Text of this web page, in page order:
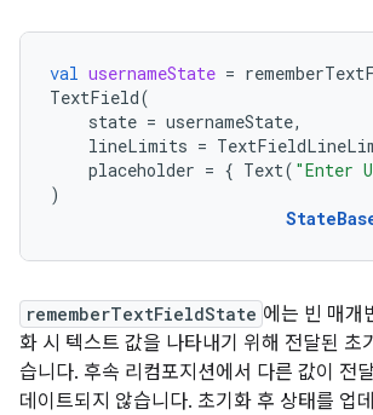
val usernameState =
TextField(
state = usernameState,
lineLimits =
placeholder = { Text( "Enter
)
rememberTextFieldState 에는 빈 매개
화 시 텍스트 값을 나타내기 위해 전달된 초
습니다. 후속 리컴포지션에서 다른 값이 전
데이트되지 않습니다. 초기화 후 상태를 업